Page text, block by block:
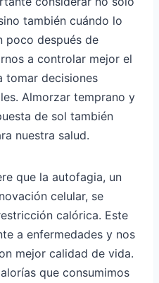
también cuándo lo
poco después de
a controlar mejor el
tomar decisiones
Almorzar temprano y
de sol también
nuestra salud.
que la autofagia, un
celular, se
calórica. Este
a enfermedades y nos
mejor calidad de vida.
que consumimos